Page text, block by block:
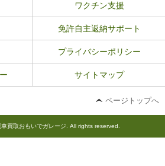
ワクチン支援
免許自主返納サポート
プライバシーポリシー
サイトマップ
ページトップへ
買取おもいでガレージ. All rights reserved.